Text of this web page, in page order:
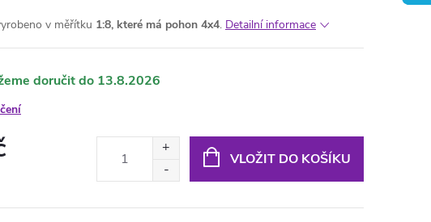
v měřítku 1:8, které má pohon 4x4. Detailní informace
13.8.2026
VLOŽIT DO KOŠÍKU